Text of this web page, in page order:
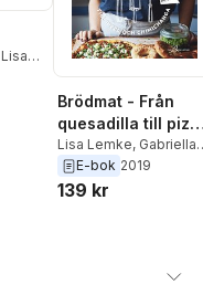
Lisa
Brödmat - Från
quesadilla till
och brödmat
Lisa Lemke, Gabriella
Sahlin
E-bok 2019
139 kr